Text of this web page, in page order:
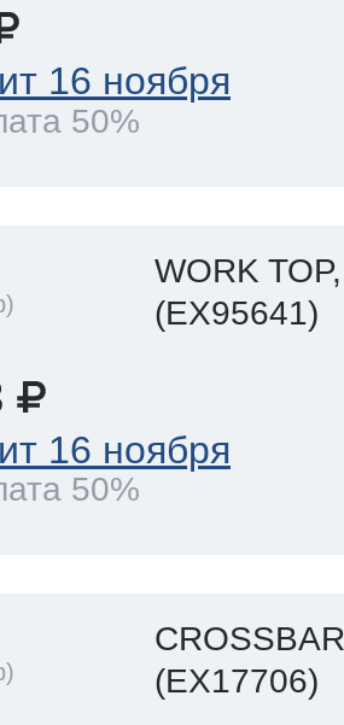
16 ноября
50%
WORK
(EX95641)
16 ноября
50%
(EX17706)